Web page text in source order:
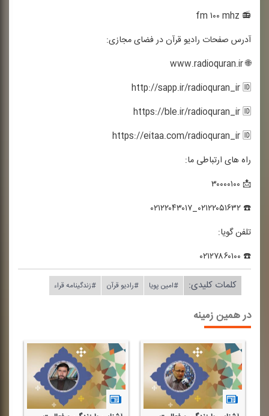
📻 fm ۱۰۰ mhz
آدرس صفحات رادیو قرآن در فضای مجازی:
🌐 www.radioquran.ir
http://sapp.ir/radioquran_ir 🆔
https://ble.ir/radioquran_ir 🆔
https://eitaa.com/radioquran_ir 🆔
راه های ارتباطی ما:
📩 ۳۰۰۰۰۱۰۰
☎️ ۰۲۱۲۲۰۵۱۶۳۲_۰۲۱۲۲۰۴۳۰۱۷
تلفن گویا:
☎️ ۰۲۱۲۷۸۶۰۱۰۰
کلمات کلیدی:
#امین پویا #رادیو قرآن #زندگینامه قراء
در همین زمینه